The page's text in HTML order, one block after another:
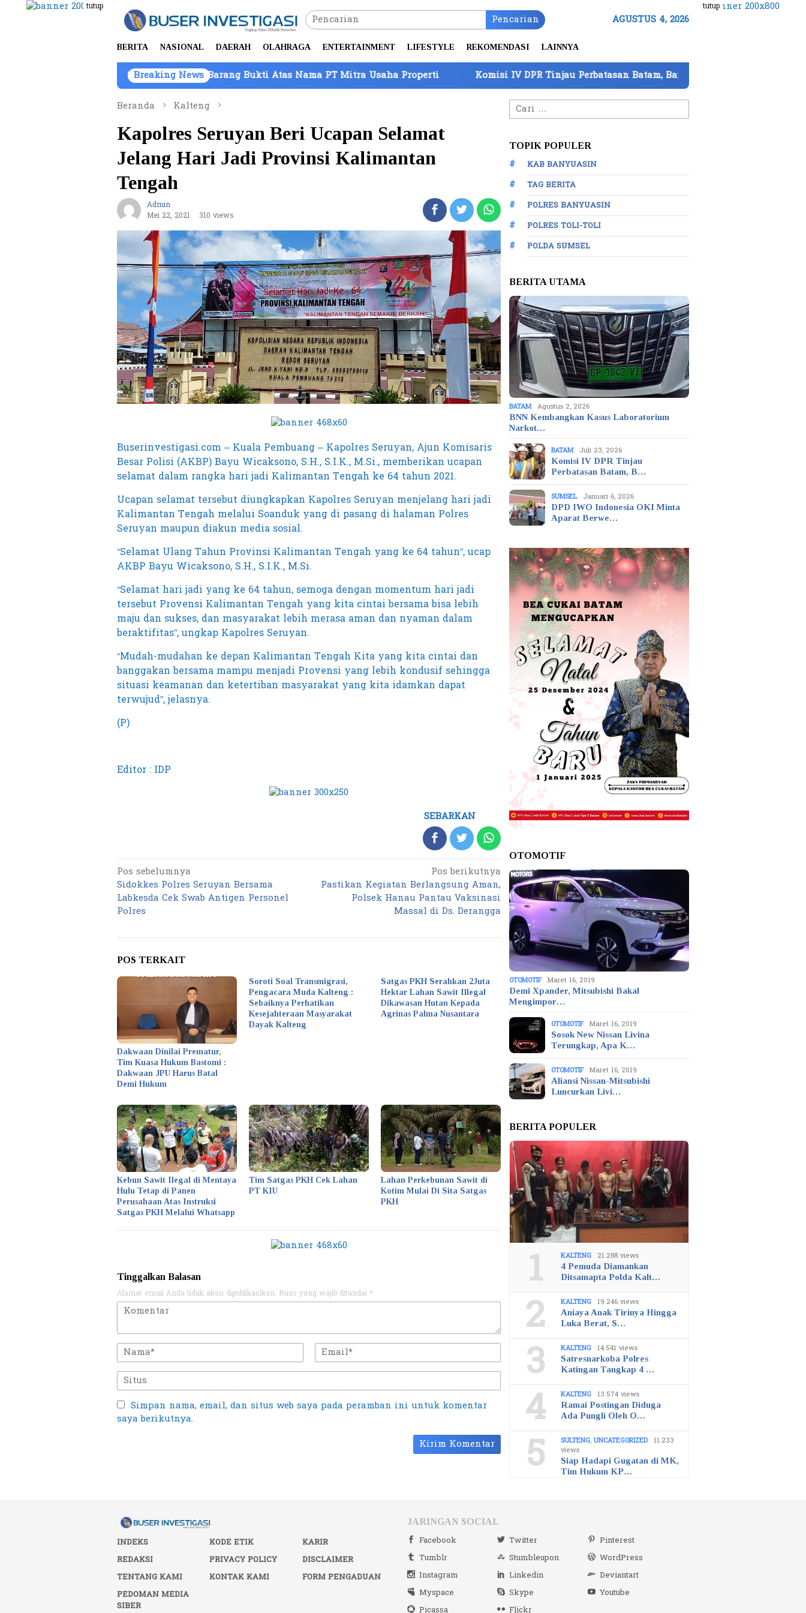
Loncat
tutup tutup
Pencarian AGUSTUS 4, 2026
BERITA NASIONAL DAERAH OLAHRAGA ENTERTAINMENT LIFESTYLE REKOMENDASI LAINNYA
Breaking News
Kepemilikan Kendaraan Barang Bukti Atas Nama PT Mitra Usaha Properti
Komisi IV DPR Tinjau Perbatasan Batam, Barantin Paparkan 7 Strategi Perkuat
Beranda
Kalteng
Kapolres Seruyan Beri Ucapan Selamat
Jelang Hari Jadi Provinsi Kalimantan
Tengah
Admin
Mei 22, 2021
310 views
Buserinvestigasi.com – Kuala Pembuang – Kapolres Seruyan, Ajun Komisaris
Besar Polisi (AKBP) Bayu Wicaksono, S.H., S.I.K., M.Si., memberikan ucapan
selamat dalam rangka hari jadi Kalimantan Tengah ke 64 tahun 2021.
Ucapan selamat tersebut diungkapkan Kapolres Seruyan menjelang hari jadi
Kalimantan Tengah melalui Soanduk yang di pasang di halaman Polres
Seruyan maupun diakun media sosial.
“Selamat Ulang Tahun Provinsi Kalimantan Tengah yang ke 64 tahun”, ucap
AKBP Bayu Wicaksono, S.H., S.I.K., M.Si.
“Selamat hari jadi yang ke 64 tahun, semoga dengan momentum hari jadi
tersebut Provensi Kalimantan Tengah yang kita cintai bersama bisa lebih
maju dan sukses, dan masyarakat lebih merasa aman dan nyaman dalam
beraktifitas”, ungkap Kapolres Seruyan.
“Mudah-mudahan ke depan Kalimantan Tengah Kita yang kita cintai dan
banggakan bersama mampu menjadi Provensi yang lebih kondusif sehingga
situasi keamanan dan ketertiban masyarakat yang kita idamkan dapat
terwujud”, jelasnya.
(P)
Editor : IDP
SEBARKAN
Navigasi
pos
Pos sebelumnya
Sidokkes Polres Seruyan Bersama
Labkesda Cek Swab Antigen Personel
Polres
Pos berikutnya
Pastikan Kegiatan Berlangsung Aman,
Polsek Hanau Pantau Vaksinasi
Massal di Ds. Derangga
POS TERKAIT
Dakwaan Dinilai Prematur,
Tim Kuasa Hukum Bastomi :
Dakwaan JPU Harus Batal
Demi Hukum
Soroti Soal Transmigrasi,
Pengacara Muda Kalteng :
Sebaiknya Perhatikan
Kesejahteraan Masyarakat
Dayak Kalteng
Satgas PKH Serahkan 2Juta
Hektar Lahan Sawit Illegal
Dikawasan Hutan Kepada
Agrinas Palma Nusantara
Kebun Sawit Ilegal di Mentaya
Hulu Tetap di Panen
Perusahaan Atas Instruksi
Satgas PKH Melalui Whatsapp
Tim Satgas PKH Cek Lahan
PT KIU
Lahan Perkebunan Sawit di
Kotim Mulai Di Sita Satgas
PKH
Tinggalkan Balasan
Alamat email Anda tidak akan dipublikasikan. Ruas yang wajib ditandai *
Simpan nama, email, dan situs web saya pada peramban ini untuk komentar
saya berikutnya.
Cari
untuk:
TOPIK POPULER
KAB BANYUASIN
TAG BERITA
POLRES BANYUASIN
POLRES TOLI-TOLI
POLDA SUMSEL
BERITA UTAMA
BATAM Agustus 2, 2026
BNN Kembangkan Kasus Laboratorium
Narkot…
BATAM Juli 23, 2026
Komisi IV DPR Tinjau
Perbatasan Batam, B…
SUMSEL Januari 6, 2026
DPD IWO Indonesia OKI Minta
Aparat Berwe…
OTOMOTIF
OTOMOTIF Maret 16, 2019
Demi Xpander, Mitsubishi Bakal
Mengimpor…
OTOMOTIF Maret 16, 2019
Sosok New Nissan Livina
Terungkap, Apa K…
OTOMOTIF Maret 16, 2019
Aliansi Nissan-Mitsubishi
Luncurkan Livi…
BERITA POPULER
1 KALTENG 21.288 views
4 Pemuda Diamankan
Ditsamapta Polda Kalt…
2 KALTENG 19.246 views
Aniaya Anak Tirinya Hingga
Luka Berat, S…
3 KALTENG 14.541 views
Satresnarkoba Polres
Katingan Tangkap 4 …
4 KALTENG 13.574 views
Ramai Postingan Diduga
Ada Pungli Oleh O…
5 SULTENG,UNCATEGORIZED 11.233
views
Siap Hadapi Gugatan di MK,
Tim Hukum KP…
INDEKS KODE ETIK
KARIR
REDAKSI
PRIVACY POLICY
DISCLAIMER
TENTANG KAMI
KONTAK KAMI
FORM PENGADUAN
PEDOMAN MEDIA
SIBER
JARINGAN SOCIAL
Facebook Twitter
Pinterest
Tumblr
Stumbleupon
WordPress
Instagram
Linkedin
Deviantart
Myspace
Skype
Youtube
Picassa
Flickr